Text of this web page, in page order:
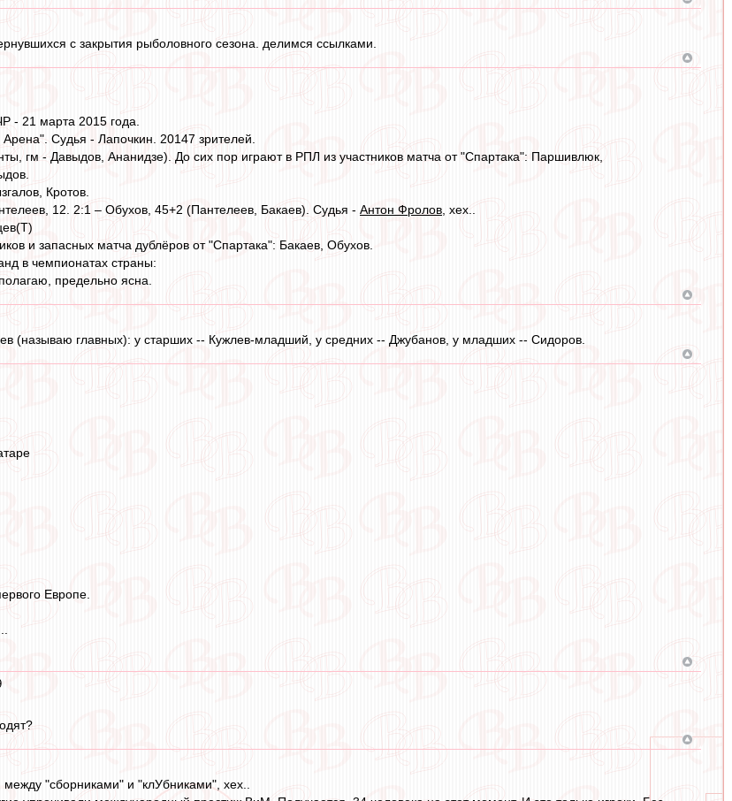
с закрытия рыболовного сезона. делимся ссылками.
- 21 марта 2015 года.
Судья - Лапочкин. 20147 зрителей.
гм - Давыдов, Ананидзе). До сих пор играют в РПЛ из участников матча от "Спартака": Паршивлюк,
Кротов.
12. 2:1 – Обухов, 45+2 (Пантелеев, Бакаев). Судья - Антон Фролов , хех..
и запасных матча дублёров от "Спартака": Бакаев, Обухов.
в чемпионатах страны:
предельно ясна.
(называю главных): у старших -- Кужлев-младший, у средних -- Джубанов, у младших -- Сидоров.
Европе.
"сборниками" и "клУбниками", хех..